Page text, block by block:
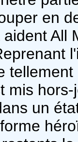
en
All
mis
un